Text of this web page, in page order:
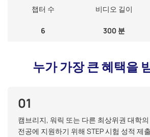
챕터 수 비디오 길이
6 300 분
누가 가장 큰 혜택을
01
캠브리지, 워릭 또는 다른 최상위권 대학
전공에 지원하기 위해 STEP 시험 성적 제